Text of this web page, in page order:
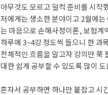
아무것도 모르고 덜컥 준비를 시작
저에게는 생소한 분야이고 2월에
는 마음으로 손해사정이론, 보험계
하루에 3~4강 정도씩 들으니 한 과
전체적인 흐름을 알고자 강의만 쭉
대한 쉽게 공부할 수 있도록 많이
혼자서 공부하면 하나만 붙잡고 시